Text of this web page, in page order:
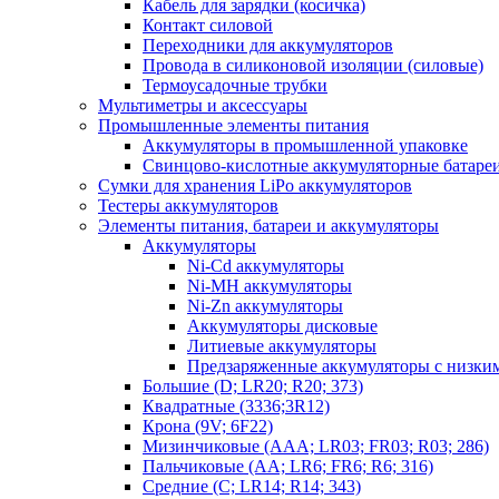
Кабель для зарядки (косичка)
Контакт силовой
Переходники для аккумуляторов
Провода в силиконовой изоляции (силовые)
Термоусадочные трубки
Мультиметры и аксессуары
Промышленные элементы питания
Аккумуляторы в промышленной упаковке
Свинцово-кислотные аккумуляторные
Сумки для хранения LiPo аккумуляторов
Тестеры аккумуляторов
Элементы питания, батареи и аккумуляторы
Аккумуляторы
Ni-Cd аккумуляторы
Ni-MH аккумуляторы
Ni-Zn аккумуляторы
Аккумуляторы дисковые
Литиевые аккумуляторы
Предзаряженные аккумуляторы с
Большие (D; LR20; R20; 373)
Квадратные (3336;3R12)
Крона (9V; 6F22)
Мизинчиковые (AAA; LR03; FR03; R03; 286)
Пальчиковые (AA; LR6; FR6; R6; 316)
Средние (C; LR14; R14; 343)